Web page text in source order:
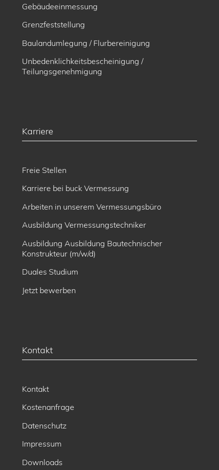
Gebäudeeinmessung
Grenzfeststellung
Baulandumlegung / Flurbereinigung
Unbedenklichkeitsbescheinigung /
Teilungsgenehmigung
Karriere
Freie Stellen
Karriere bei buck Vermessung
Arbeiten in unserem Vermessungsbüro
Ausbildung Vermessungstechniker
Ausbildung Ausbildung Bautechnischer
Konstrukteur (m/w/d)
Duales Studium
Jetzt bewerben
Kontakt
Kontakt
Kostenanfrage
Datenschutz
Impressum
Downloads